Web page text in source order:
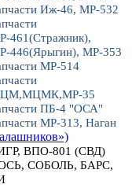
Иж-46, МР-532
461(Стражник),
446(Ярыгин), МР-353
МР-514
35
ПБ-4 "ОСА"
МР-313, Наган
ВПО-801 (СВД)
СОБОЛЬ, БАРС,